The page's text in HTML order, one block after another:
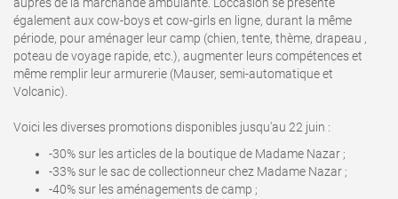
auprès de la marchande ambulante. L'occasion se présente
également aux cow-boys et cow-girls en ligne, durant la même
période, pour aménager leur camp (chien, tente, thème, drapeau ,
poteau de voyage rapide, etc.), augmenter leurs compétences et
même remplir leur armurerie (Mauser, semi-automatique et
Volcanic).
Voici les diverses promotions disponibles jusqu'au 22 juin :
-30% sur les articles de la boutique de Madame Nazar ;
-33% sur le sac de collectionneur chez Madame Nazar ;
-40% sur les aménagements de camp ;